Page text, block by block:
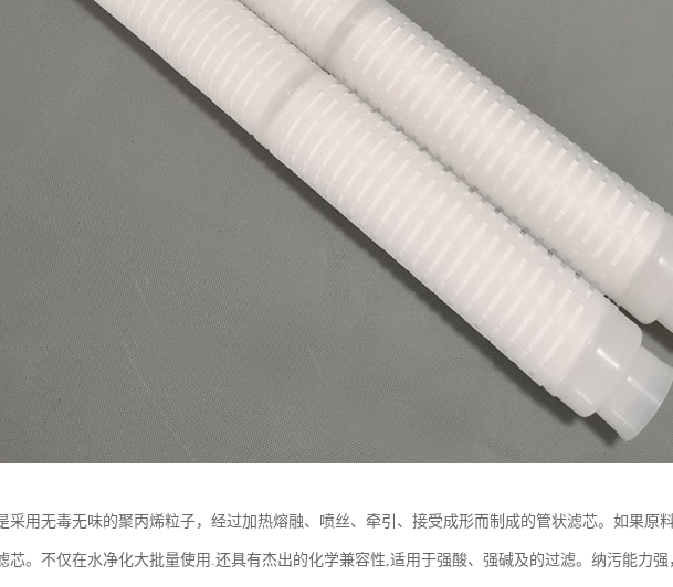
采用无毒无味的聚丙烯粒子，经过加热熔融、喷丝、牵引、接受成形而制成的管状滤芯。如果原
芯。不仅在水净化大批量使用.还具有杰出的化学兼容性,适用于强酸、强碱及的过滤。纳污能力